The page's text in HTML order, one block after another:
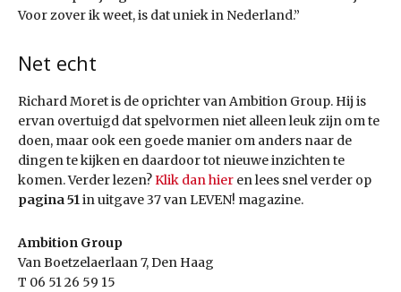
Voor zover ik weet, is dat uniek in Nederland.”
Net echt
Richard Moret is de oprichter van Ambition Group. Hij is
ervan overtuigd dat spelvormen niet alleen leuk zijn om te
doen, maar ook een goede manier om anders naar de
dingen te kijken en daardoor tot nieuwe inzichten te
komen. Verder lezen?Klik dan hier en lees snel verder op
pagina 51in uitgave 37 van LEVEN! magazine.
Ambition Group
Van Boetzelaerlaan 7, Den Haag
T 06 51 26 59 15